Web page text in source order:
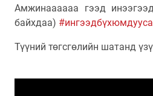
Амжинаааааа гээд
байхдаа)
Түүний төгсгөлийн шатанд